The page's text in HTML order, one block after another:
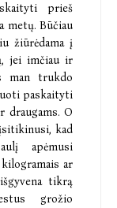
prieš
metų. Būčiau
žiūrėdama į
jei imčiau ir
man trukdo
paskaityti
draugams. O
kad
apėmusi
ar
tikrą
grožio